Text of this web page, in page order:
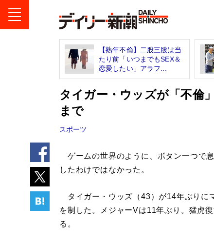
【熟年不倫】二股三股は当
たり前「いつまでもSEX＆
恋愛したい」アラフ...
タイガー・ウッズが「不倫
まで
スポーツ
ゲームの世界のように、ボタン一つで
したわけではなかった。
タイガー・ウッズ（43）が14年ぶりに
を制した。メジャーVは11年ぶり。猛虎
る。